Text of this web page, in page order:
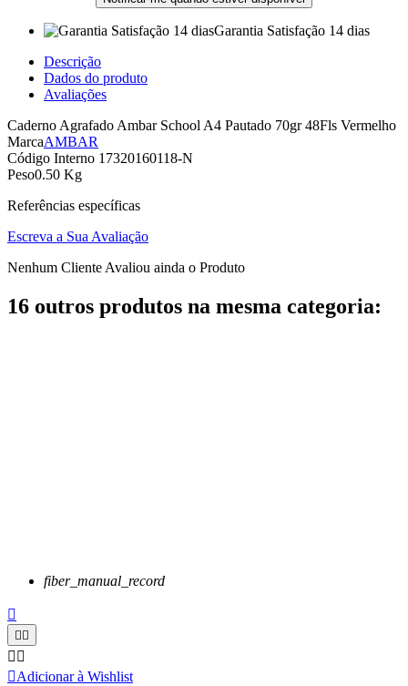
Garantia Satisfação 14 dias
Descrição
Dados do produto
Avaliações
Caderno Agrafado Ambar School A4 Pautado 70gr 48Fls Vermelho
MarcaAMBAR
Código Interno 17320160118-N
Peso0.50 Kg
Referências específicas
Escreva a Sua Avaliação
Nenhum Cliente Avaliou ainda o Produto
16 outros produtos na mesma categoria:
fiber_manual_record

 
 
Adicionar à Wishlist